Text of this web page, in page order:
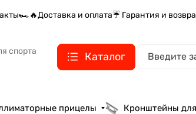
🏎️🔥Доставка и оплата☔ Гарантия и
спорта
Каталог
прицелы Кронштейны